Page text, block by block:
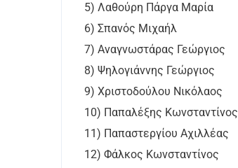
5) Λαθούρη Πάργα Μαρία
6) Σπανός Μιχαήλ
7) Αναγνωστάρας Γεώργιος
8) Ψηλογιάννης Γεώργιος
9) Χριστοδούλου Νικόλαος
10) Παπαλέξης Κωνσταντίνος
11) Παπαστεργίου Αχιλλέας
12) Φάλκος Κωνσταντίνος